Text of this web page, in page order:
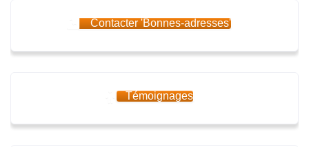
Contacter 'Bonnes-adresses'
Témoignages